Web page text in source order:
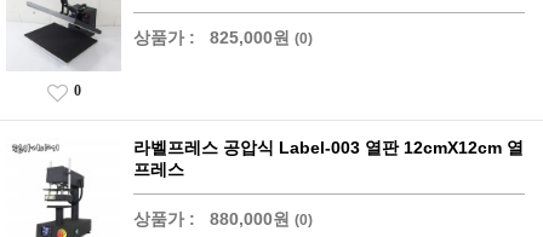
상품가 : 825,000원 (0)
0
라벨프레스 공압식 Label-003 열판 12cmX12cm 열
프레스
상품가 : 880,000원 (0)